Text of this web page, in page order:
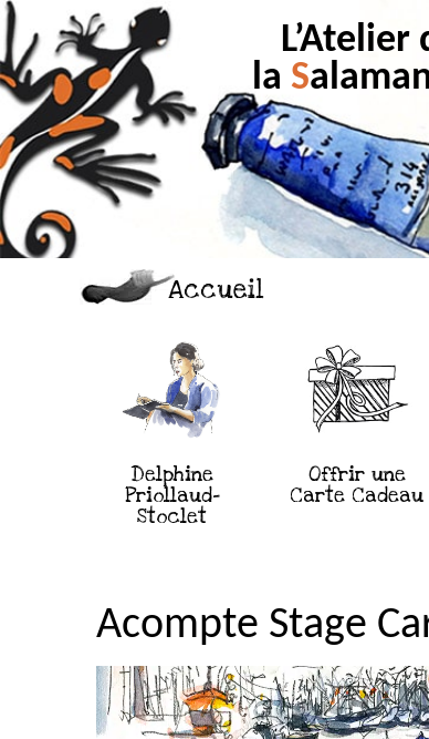
L’Atelier
la S
Accueil
Delphine
Priollaud-
Stoclet
Offrir une
Carte Cadeau
Acompte Stage